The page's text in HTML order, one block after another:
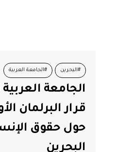
#البحرين #الجامعة العربية
الجامعة
قرار البرلمان
حول حقوق
البحرين